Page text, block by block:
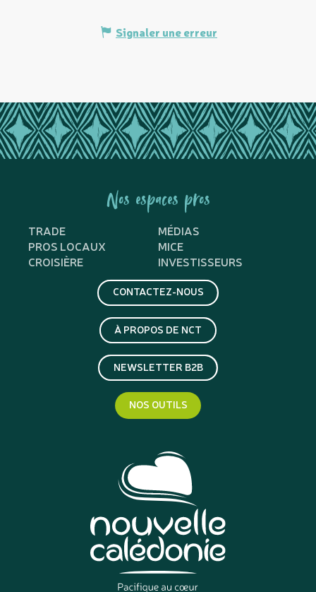
Signaler une erreur
Nos espaces pros
TRADE
MÉDIAS
PROS LOCAUX
MICE
CROISIÈRE
INVESTISSEURS
CONTACTEZ-NOUS
À PROPOS DE NCT
NEWSLETTER B2B
NOS OUTILS